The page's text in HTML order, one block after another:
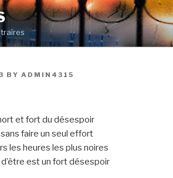
BY ADMIN4315
et fort du désespoir
faire un seul effort
les heures les plus noires
est un fort désespoir